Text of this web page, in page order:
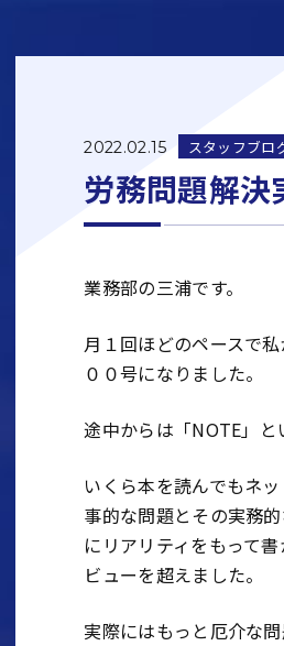
2022.02.15 スタッフブロ
労務問題解
業務部の三浦です。
月１回ほどのペースで
００号になりました。
途中からは「NOTE」と
いくら本を読んでもネ
事的な問題とその実務
にリアリティをもって
ビューを超えました。
実際にはもっと厄介な